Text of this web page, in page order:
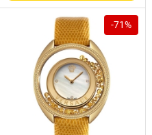
-71%